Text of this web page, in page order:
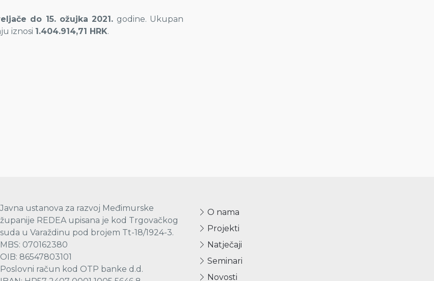
do 15. ožujka 2021. godine. Ukupan
iznosi 1.404.914,71 HRK.
Javna ustanova za razvoj Međimurske
županije REDEA upisana je kod Trgovačkog
suda u Varaždinu pod brojem Tt-18/1924-3.
MBS: 070162380
OIB: 86547803101
Poslovni račun kod OTP banke d.d.
O nama
Projekti
Natječaji
Seminari
Novosti